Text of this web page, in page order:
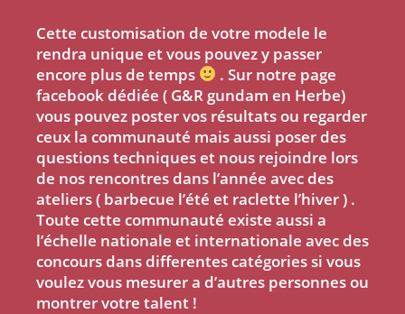
Cette customisation de votre modele le
rendra unique et vous pouvez y passer
encore plus de temps
. Sur notre page
facebook dédiée ( G&R gundam en Herbe)
vous pouvez poster vos résultats ou regarder
ceux la communauté mais aussi poser des
questions techniques et nous rejoindre lors
de nos rencontres dans l’année avec des
ateliers ( barbecue l’été et raclette l’hiver ) .
Toute cette communauté existe aussi a
l’échelle nationale et internationale avec des
concours dans differentes catégories si vous
voulez vous mesurer a d’autres personnes ou
montrer votre talent !